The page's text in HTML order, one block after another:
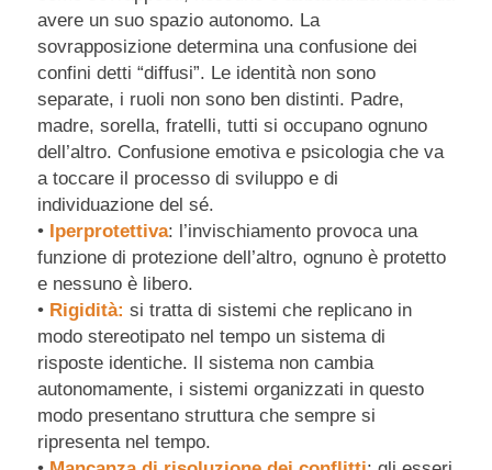
avere un suo spazio autonomo. La
sovrapposizione determina una confusione dei
confini detti “diffusi”. Le identità non sono
separate, i ruoli non sono ben distinti. Padre,
madre, sorella, fratelli, tutti si occupano ognuno
dell’altro. Confusione emotiva e psicologia che va
a toccare il processo di sviluppo e di
individuazione del sé.
• Iperprotettiva: l’invischiamento provoca una
funzione di protezione dell’altro, ognuno è protetto
e nessuno è libero.
• Rigidità: si tratta di sistemi che replicano in
modo stereotipato nel tempo un sistema di
risposte identiche. Il sistema non cambia
autonomamente, i sistemi organizzati in questo
modo presentano struttura che sempre si
ripresenta nel tempo.